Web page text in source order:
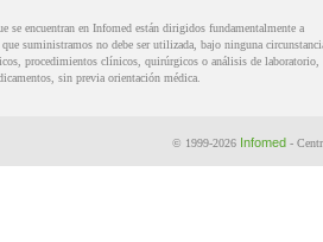
se encuentran en Infomed están dirigidos fundamentalmente a
suministramos no debe ser utilizada, bajo ninguna
procedimientos clínicos, quirúrgicos o análisis de laboratorio,
sin previa orientación médica.
© 1999-2026 Infomed -